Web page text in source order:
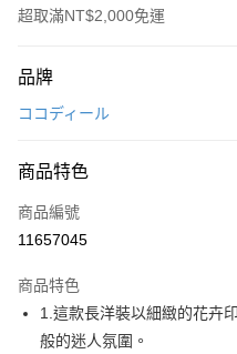
超取滿NT$2,000免運
信用卡一次付款
LINE Pay
Apple Pay
悠遊付
AFTEE先享後付
品牌
ココディール
商品特色
商品編號
11657045
商品特色
1.這款長洋裝以細緻的花卉
般的迷人氛圍。